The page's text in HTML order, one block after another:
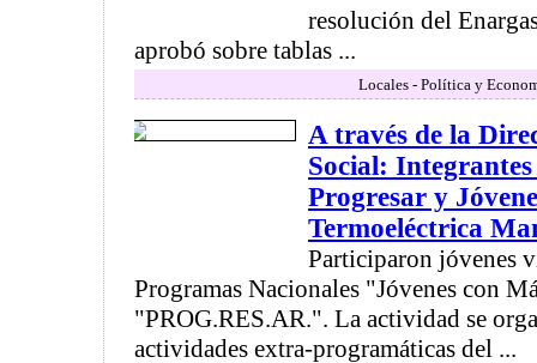
resolución del
aprobó sobre tablas ...
Locales - Política y
A través de la
Social:
Progresar y
Termoeléctrica
Participaron jóvenes
Programas Nacionales "Jóvenes con
"PROG.RES.AR.". La actividad se
actividades extra-programáticas del ...